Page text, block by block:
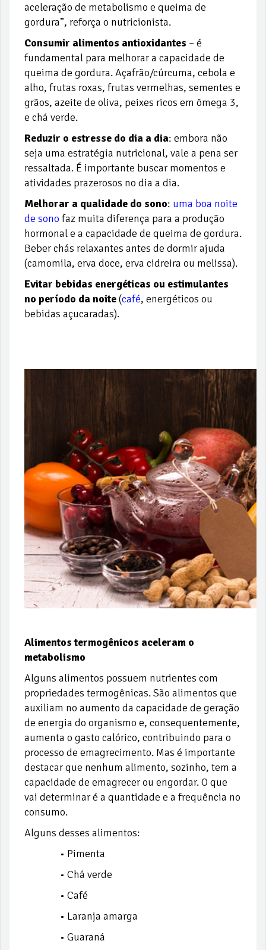
aceleração de metabolismo e queima de
gordura”, reforça o nutricionista.
Consumir alimentos antioxidantes – é
fundamental para melhorar a capacidade de
queima de gordura. Açafrão/cúrcuma, cebola e
alho, frutas roxas, frutas vermelhas, sementes e
grãos, azeite de oliva, peixes ricos em ômega 3,
e chá verde.
Reduzir o estresse do dia a dia: embora não
seja uma estratégia nutricional, vale a pena ser
ressaltada. É importante buscar momentos e
atividades prazerosos no dia a dia.
Melhorar a qualidade do sono: uma boa noite
de sono faz muita diferença para a produção
hormonal e a capacidade de queima de gordura.
Beber chás relaxantes antes de dormir ajuda
(camomila, erva doce, erva cidreira ou melissa).
Evitar bebidas energéticas ou estimulantes
no período da noite(café, energéticos ou
bebidas açucaradas).
Alimentos termogênicos aceleram o
metabolismo
Alguns alimentos possuem nutrientes com
propriedades termogênicas. São alimentos que
auxiliam no aumento da capacidade de geração
de energia do organismo e, consequentemente,
aumenta o gasto calórico, contribuindo para o
processo de emagrecimento. Mas é importante
destacar que nenhum alimento, sozinho, tem a
capacidade de emagrecer ou engordar. O que
vai determinar é a quantidade e a frequência no
consumo.
Alguns desses alimentos:
• Pimenta
• Chá verde
• Café
• Laranja amarga
• Guaraná